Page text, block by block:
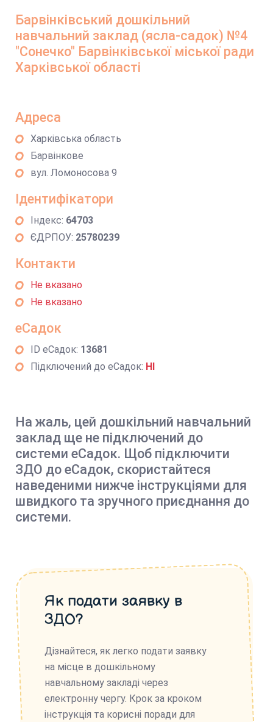
Барвінківський дошкільний
навчальний заклад (ясла-садок) №4
"Сонечко" Барвінківської міської ради
Харківської області
Адреса
Харківська область
Барвінкове
вул. Ломоносова 9
Ідентифікатори
Індекс: 64703
ЄДРПОУ: 25780239
Контакти
Не вказано
Не вказано
еСадок
ID еСадок: 13681
Підключений до еСадок: НІ
На жаль, цей дошкільний навчальний
заклад ще не підключений до
системи еСадок. Щоб підключити
ЗДО до еСадок, скористайтеся
наведеними нижче інструкціями для
швидкого та зручного приєднання до
системи.
Як подати заявку в
ЗДО?
Дізнайтеся, як легко подати заявку
на місце в дошкільному
навчальному закладі через
електронну чергу. Крок за кроком
інструкція та корисні поради для